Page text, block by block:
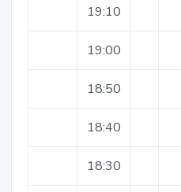
19:10
19:00
18:50
18:40
18:30